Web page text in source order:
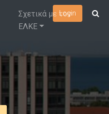
Login
Σχετικά με τον
ΕΛΚΕ